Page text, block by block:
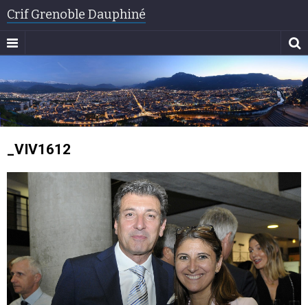
Crif Grenoble Dauphiné
_VIV1612